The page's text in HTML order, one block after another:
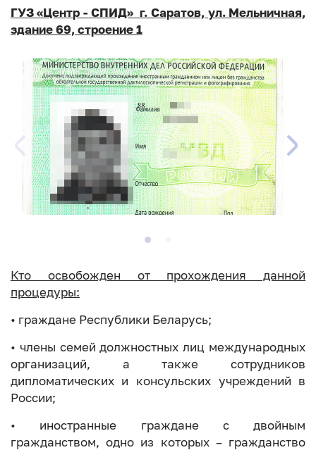
ГУЗ «Центр - СПИД» г. Саратов, ул. Мельничная,
здание 69, строение 1
Кто освобожден от прохождения данной
процедуры:
• граждане Республики Беларусь;
• члены семей должностных лиц международных
организаций, а также сотрудников
дипломатических и консульских учреждений в
России;
• иностранные граждане с двойным
гражданством, одно из которых – гражданство